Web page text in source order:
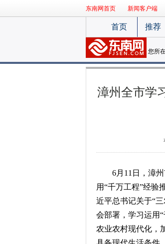
东南网首页 新闻客户端
首页 推荐
您所
漳州全市学
6月11日，漳
用“千万工程”经验
近平总书记关于“
会部署，学习运用
农业农村现代化，